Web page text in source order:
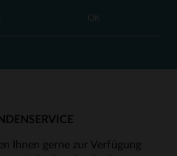
OK
Ihnen gerne zur Verfügung